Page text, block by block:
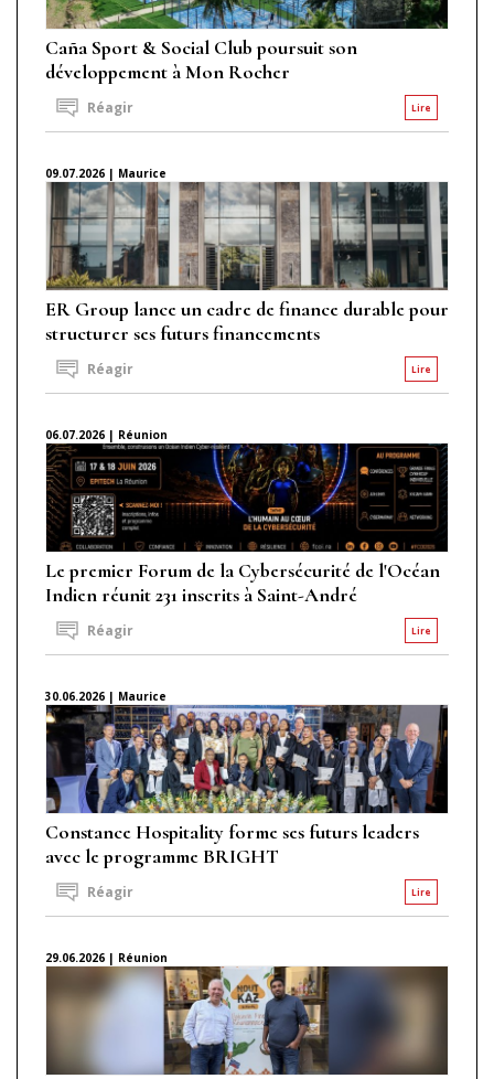
Caña Sport & Social Club poursuit son
développement à Mon Rocher
Lire
Réagir
09.07.2026 | Maurice
ER Group lance un cadre de finance durable pour
structurer ses futurs financements
Lire
Réagir
06.07.2026 | Réunion
Le premier Forum de la Cybersécurité de l'Océan
Indien réunit 231 inscrits à Saint-André
Lire
Réagir
30.06.2026 | Maurice
Constance Hospitality forme ses futurs leaders
avec le programme BRIGHT
Lire
Réagir
29.06.2026 | Réunion